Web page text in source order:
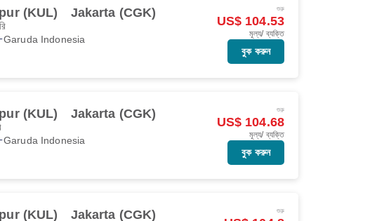
(KUL) Jakarta (CGK)
Garuda Indonesia
শুরু
US$ 104.53
মূল্য/ ব্যক্তি
বুক করুন
(KUL) Jakarta (CGK)
Garuda Indonesia
শুরু
US$ 104.68
মূল্য/ ব্যক্তি
বুক করুন
(KUL) Jakarta (CGK) শুরু